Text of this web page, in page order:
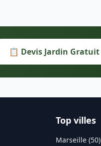
📋 Devis Jardin Gratuit
Top villes
Marseille (50)